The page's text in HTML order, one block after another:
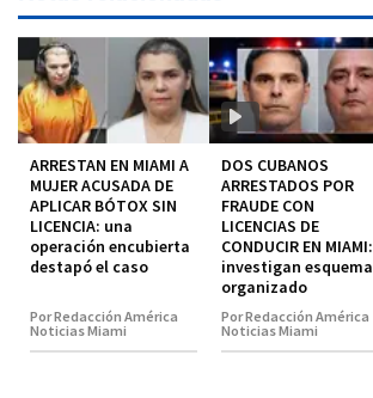
ARRESTAN EN MIAMI A
MUJER ACUSADA DE
APLICAR BÓTOX SIN
LICENCIA: una
operación encubierta
destapó el caso
Por Redacción América
Noticias Miami
DOS CUBANOS
ARRESTADOS POR
FRAUDE CON
LICENCIAS DE
CONDUCIR EN MIAMI:
investigan esquema
organizado
Por Redacción América
Noticias Miami